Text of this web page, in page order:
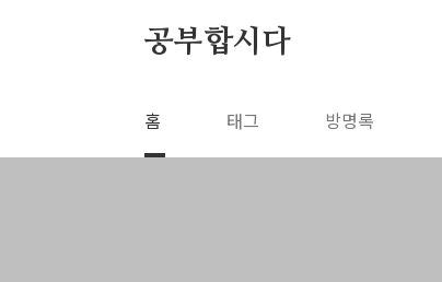
공부합시다
홈 태그 방명록